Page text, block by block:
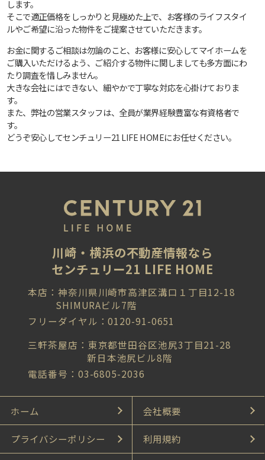
します。
そこで適正価格をしっかりと見極めた上で、お客様のライフスタイ
ルやご希望に沿った物件をご提案させていただきます。
お金に関するご相談は勿論のこと、お客様に安心してマイホームを
ご購入いただけるよう、ご紹介する物件に関しましても多方面にわ
たり調査を惜しみません。
大きな会社にはできない、細やかで丁寧な対応を心掛けておりま
す。
また、弊社の営業スタッフは、全員が業界経験豊富な有資格者で
す。
どうぞ安心してセンチュリー21 LIFE HOMEにお任せください。
川崎・横浜の不動産情報なら
センチュリー21 LIFE HOME
本店：神奈川県川崎市高津区溝口１丁目12-18
SHIMURAビル7階
フリーダイヤル：0120-91-0651
三軒茶屋店：東京都世田谷区池尻3丁目21-28
新日本池尻ビル8階
電話番号：03-6805-2036
ホーム 会社概要
プライバシーポリシー 利用規約